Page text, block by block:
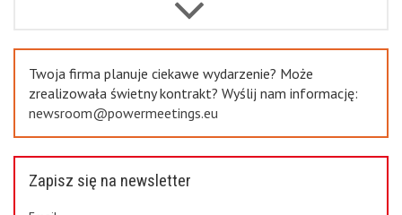
Twoja firma planuje ciekawe wydarzenie? Może
zrealizowała świetny kontrakt? Wyślij nam informację:
newsroom@powermeetings.eu
Zapisz się na newsletter